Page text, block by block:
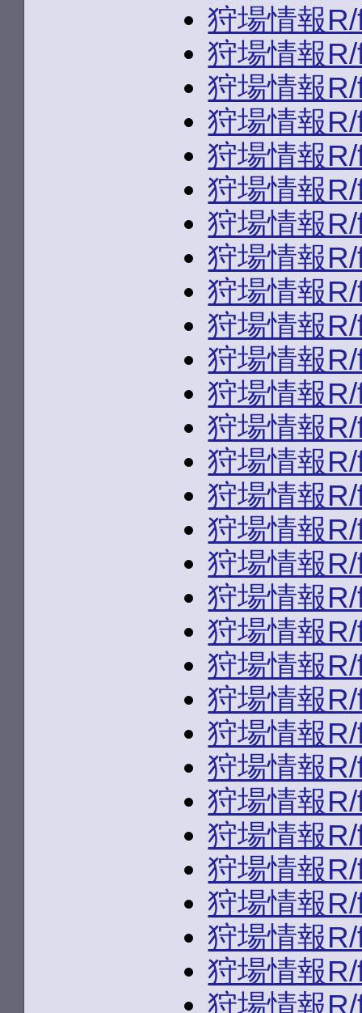
狩場情報
狩場情報
狩場情報
狩場情報
狩場情報
狩場情報
狩場情報
狩場情報
狩場情報
狩場情報
狩場情報
狩場情報
狩場情報
狩場情報
狩場情報
狩場情報
狩場情報
狩場情報
狩場情報
狩場情報
狩場情報
狩場情報
狩場情報
狩場情報
狩場情報
狩場情報
狩場情報
狩場情報
狩場情報
狩場情報